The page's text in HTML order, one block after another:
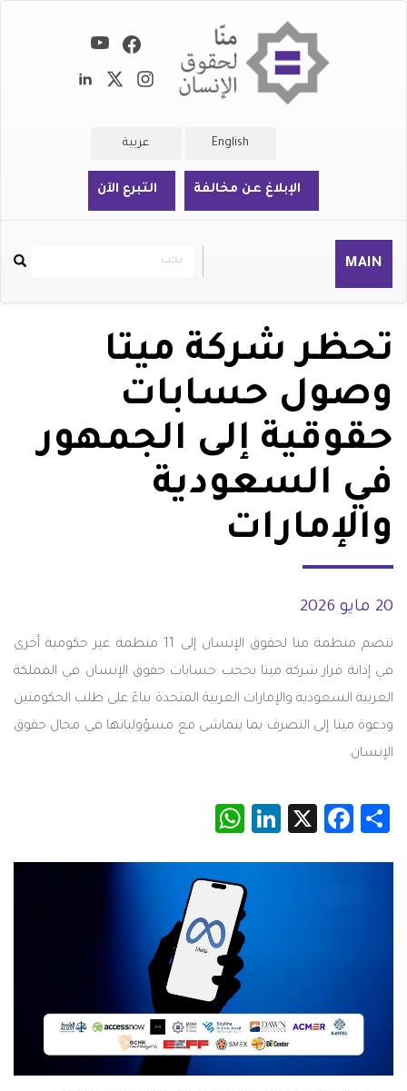
English عربية
الإبلاغ عن مخالفة التبرع الآن
MAIN
Rechercher
بحث
تحظر شركة ميتا
وصول حسابات
حقوقية إلى الجمهور
في السعودية
والإمارات
20 مايو 2026
تنضم منظمة منا لحقوق الإنسان إلى 11 منظمة غير حكومية أخرى
في إدانة قرار شركة ميتا بحجب حسابات حقوق الإنسان في المملكة
العربية السعودية والإمارات العربية المتحدة بناءً على طلب الحكومتين
ودعوة ميتا إلى التصرف بما يتماشى مع مسؤولياتها في مجال حقوق
الإنسان.
Share
Facebook
X
LinkedIn